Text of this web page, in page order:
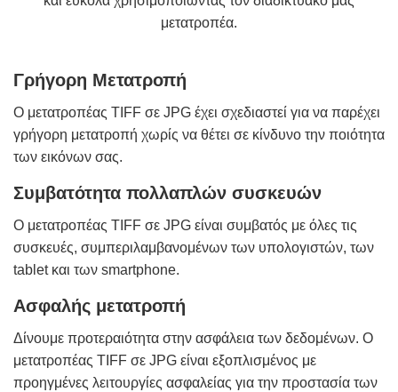
μετατροπέα.
Γρήγορη Μετατροπή
Ο μετατροπέας TIFF σε JPG έχει σχεδιαστεί για να παρέχει
γρήγορη μετατροπή χωρίς να θέτει σε κίνδυνο την ποιότητα
των εικόνων σας.
Συμβατότητα πολλαπλών συσκευών
Ο μετατροπέας TIFF σε JPG είναι συμβατός με όλες τις
συσκευές, συμπεριλαμβανομένων των υπολογιστών, των
tablet και των smartphone.
Ασφαλής μετατροπή
Δίνουμε προτεραιότητα στην ασφάλεια των δεδομένων. Ο
μετατροπέας TIFF σε JPG είναι εξοπλισμένος με
προηγμένες λειτουργίες ασφαλείας για την προστασία των